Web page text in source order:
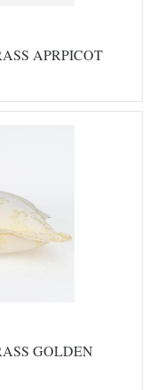
APRPICOT
GOLDEN